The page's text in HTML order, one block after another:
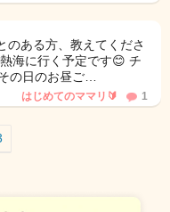
のある方、教えてくださ
海に行く予定です😊 チ
の日のお昼ご…
はじめてのママリ🔰 1